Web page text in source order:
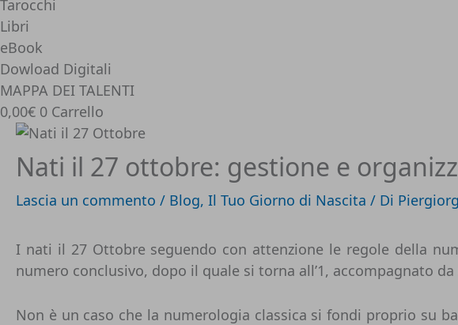
Tarocchi
Libri
eBook
Dowload Digitali
MAPPA DEI TALENTI
0,00€ 0 Carrello
Nati il 27 ottobre: gestione e
Lascia un commento / Blog, Il Tuo Giorno di Nascita / Di
I nati il 27 Ottobre seguendo con attenzione le regole della
numero conclusivo, dopo il quale si torna all’1, accompagnato da
Non è un caso che la numerologia classica si fondi proprio su